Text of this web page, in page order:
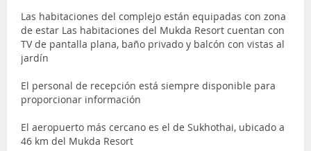
Las habitaciones del complejo están equipadas con zona
de estar Las habitaciones del Mukda Resort cuentan con
TV de pantalla plana, baño privado y balcón con vistas al
jardín
El personal de recepción está siempre disponible para
proporcionar información
El aeropuerto más cercano es el de Sukhothai, ubicado a
46 km del Mukda Resort